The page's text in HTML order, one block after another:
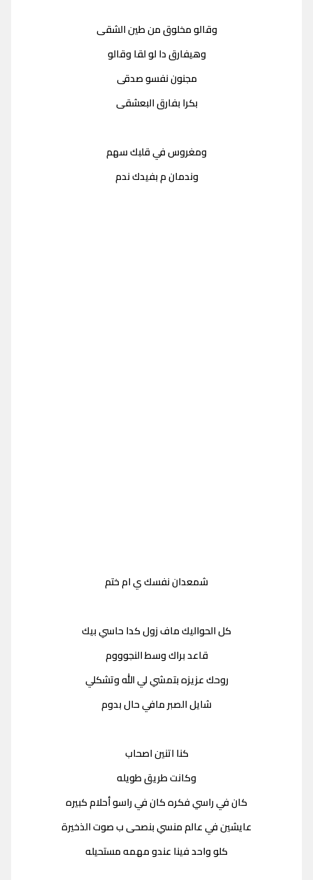
وقالو مخلوق من طين الشقى
وهيفارق دا لو لقا وقالو
مجنون نفسو صدقى
بكرا بفارق البعشقى
ومغروس في قلبك سهم
وندمان م بفيدك ندم
شمعدان نفسك ي ام ختم
كل الحواليك ماف زول كدا حاسي بيك
قاعد براك وسط النجوووم
روحك عزيزه بتمشي لي الله وتشكلي
شايل الصبر مافي حال بدوم
كنا اتنين اصحاب
وكانت طريق طويله
كان في راسي فكره كان في راسو أحلام كبيره
عايشين في عالم منسي بنصحى ب صوت الذخيرة
كلو واحد فينا عندو مهمه مستحيله